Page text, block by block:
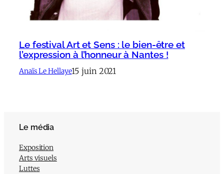
Le festival Art et Sens : le bien-être et
l’expression à l’honneur à Nantes !
Anaïs Le Hellaye15 juin 2021
Le média
Exposition
Arts visuels
Luttes